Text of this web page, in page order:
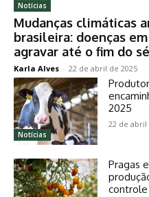
Notícias
Mudanças climáticas
brasileira: doenças
agravar até o fim do
Karla Alves - 22 de abril de 2025
Notícias
2025
22 de abril
Pragas